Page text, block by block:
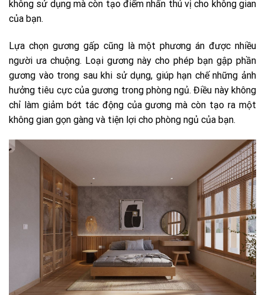
không sử dụng mà còn tạo điểm nhấn thú vị cho không gian
của bạn.
Lựa chọn gương gấp cũng là một phương án được nhiều
người ưa chuộng. Loại gương này cho phép bạn gập phần
gương vào trong sau khi sử dụng, giúp hạn chế những ảnh
hưởng tiêu cực của gương trong phòng ngủ. Điều này không
chỉ làm giảm bớt tác động của gương mà còn tạo ra một
không gian gọn gàng và tiện lợi cho phòng ngủ của bạn.